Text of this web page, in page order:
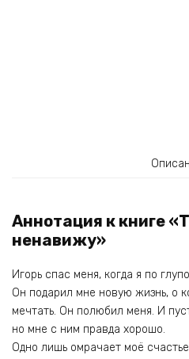
Аннотация к книге
ненавижу»
Игорь спас меня, когда я по
Он подарил мне новую жизнь, о
мечтать. Он полюбил меня. И
но мне с ним правда хорошо.
Одно лишь омрачает моё